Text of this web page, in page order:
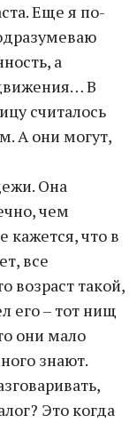
Еще я по-
а
В
считалось
А они могут,
Она
чем
кажется, что в
все
возраст такой,
его – тот нищ
они мало
знают.
Это когда